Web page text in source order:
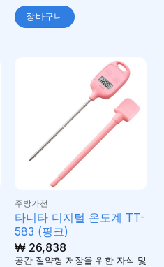
장바구니
주방가전
타니타 디지털 온도계 TT-
583 (핑크)
₩26,838
공간 절약형 저장을 위한 자석 및